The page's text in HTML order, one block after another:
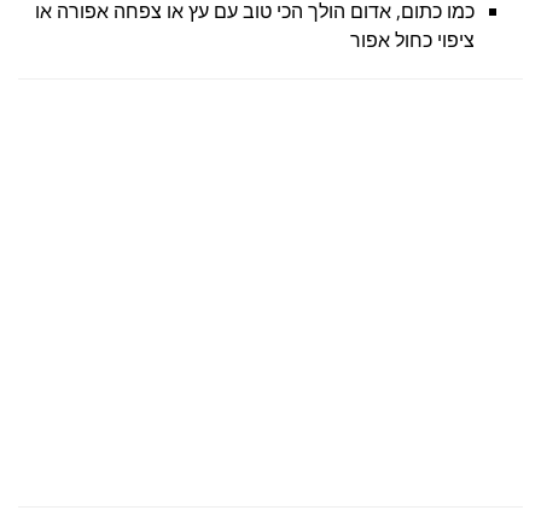
כמו כתום, אדום הולך הכי טוב עם עץ או צפחה אפורה או
ציפוי כחול אפור